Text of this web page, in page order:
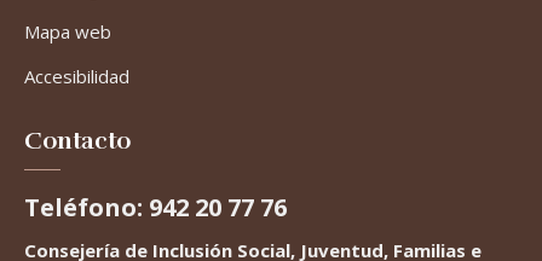
Mapa web
Accesibilidad
Contacto
Teléfono: 942 20 77 76
Consejería de Inclusión Social, Juventud, Familias e